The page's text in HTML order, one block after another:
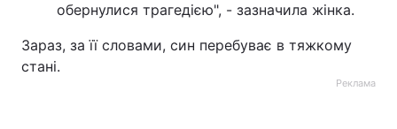
обернулися трагедією", - зазначила жінка.
Зараз, за її словами, син перебуває в тяжкому
стані.
Реклама